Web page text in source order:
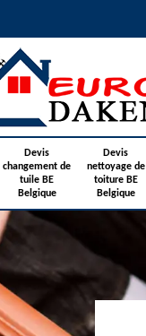
Devis
changement de
tuile BE
Belgique
Devis
nettoyage de
toiture BE
Belgique